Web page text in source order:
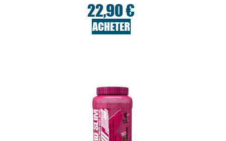
22,90 €
ACHETER